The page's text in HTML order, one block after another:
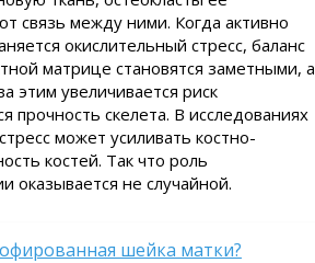
связь между ними. Когда активно
окислительный стресс, баланс
матрице становятся заметными, а
этим увеличивается риск
прочность скелета. В исследованиях
может усиливать костно-
костей. Так что роль
оказывается не случайной.
шейка матки?